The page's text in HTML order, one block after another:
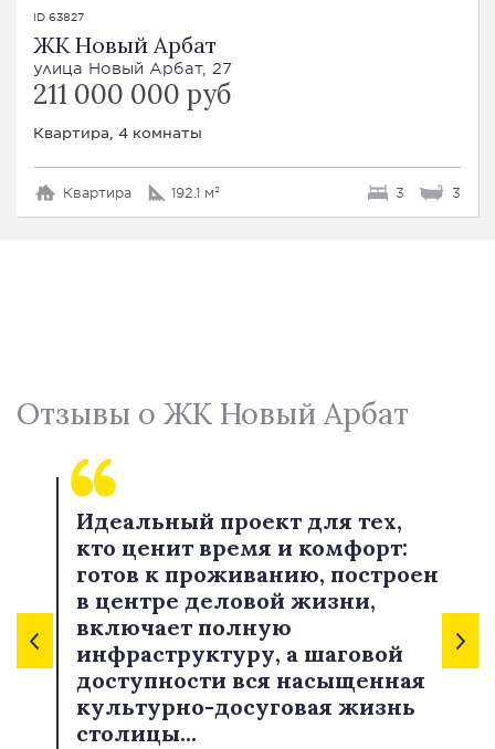
ID 63827
ЖК Новый Арбат
улица Новый Арбат, 27
211 000 000 руб
Квартира, 4 комнаты
Квартира 192.1 м² 3 3
Отзывы о ЖК Новый Арбат
Идеальный проект для тех,
кто ценит время и комфорт:
готов к проживанию, построен
в центре деловой жизни,
включает полную
инфраструктуру, а шаговой
доступности вся насыщенная
культурно-досуговая жизнь
столицы...